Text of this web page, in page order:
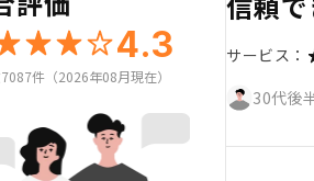
4.3
件（2026年08月現在）
サービス：
30代後